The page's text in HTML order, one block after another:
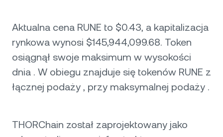
Aktualna cena RUNE to $0.43, a kapitalizacja
rynkowa wynosi $145,944,099.68. Token
osiągnął swoje maksimum w wysokości
dnia . W obiegu znajduje się tokenów RUNE z
łącznej podaży , przy maksymalnej podaży .
THORChain został zaprojektowany jako